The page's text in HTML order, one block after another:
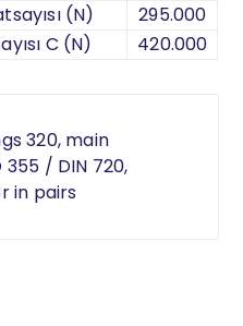
(N)
295.000
C (N)
420.000
320, main
355 / DIN 720,
in pairs